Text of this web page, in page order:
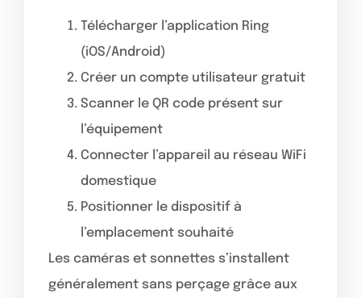
Télécharger l’application Ring
(iOS/Android)
Créer un compte utilisateur gratuit
Scanner le QR code présent sur
l’équipement
Connecter l’appareil au réseau WiFi
domestique
Positionner le dispositif à
l’emplacement souhaité
Les caméras et sonnettes s’installent
généralement sans perçage grâce aux